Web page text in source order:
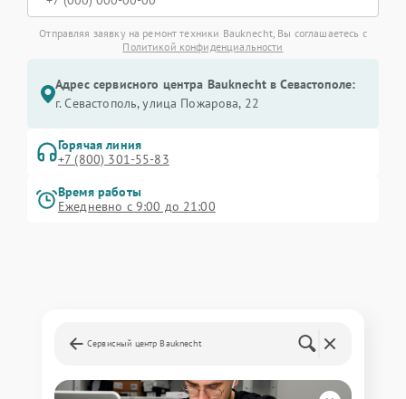
Отправляя заявку на ремонт техники Bauknecht, Вы соглашаетесь с
Политикой конфиденциальности
Адрес сервисного центра Bauknecht в Севастополе:
г. Севастополь, улица Пожарова, 22
Горячая линия
+7 (800) 301-55-83
Время работы
Ежедневно с 9:00 до 21:00
Сервисный центр Bauknecht